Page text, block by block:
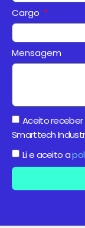
Cargo
Mensagem
Aceito
Smarttech
Li e aceito a